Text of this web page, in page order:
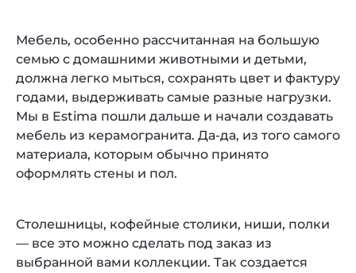
Мебель, особенно рассчитанная на большую
семью с домашними животными и детьми,
должна легко мыться, сохранять цвет и фактуру
годами, выдерживать самые разные нагрузки.
Мы в Estima пошли дальше и начали создавать
мебель из керамогранита. Да-да, из того самого
материала, которым обычно принято
оформлять стены и пол.
Столешницы, кофейные столики, ниши, полки
— все это можно сделать под заказ из
выбранной вами коллекции. Так создается